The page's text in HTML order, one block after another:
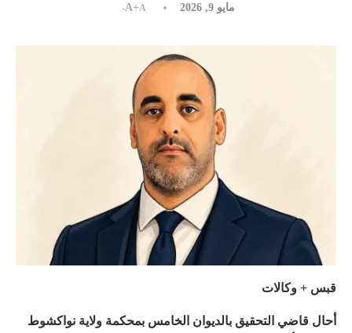
مايو 9, 2026 A+A-
قبس + وكالات
أحال قاضي التحقيق بالديوان الخامس بمحكمة ولاية نواكشوط